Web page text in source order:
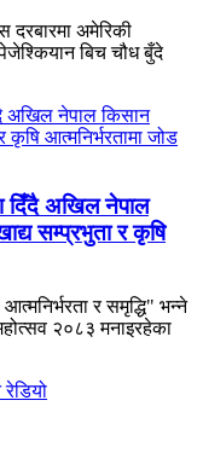
दरबारमा अमेरिकी
पेजेश्कियान बिच चौध बुँदे
दिँदै अखिल नेपाल
सम्प्रभुता र कृषि
र समृद्धि" भन्ने
२०८३ मनाइरहेका